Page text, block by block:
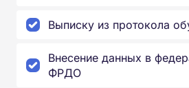
Выписку из протокола
Внесение данных в
ФРДО